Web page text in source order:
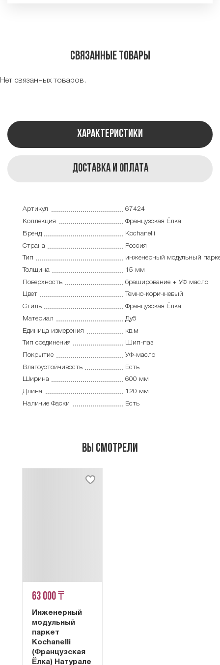
Связанные товары
Нет связанных товаров.
Характеристики
Доставка и оплата
Артикул
67424
Коллекция
Французская Ёлка
Бренд
Kochanelli
Страна
Россия
Тип
инженерный модульный
Толщина
15 мм
Поверхность
браширование + УФ масло
Цвет
Темно-коричневый
Стиль
Французская Ёлка
Материал
Дуб
Единица измерения
кв.м
Тип соединения
Шип-паз
Покрытие
УФ-масло
Влагоустойчивость
Есть
Ширина
600 мм
Длина
120 мм
Наличие Фаски
Есть
Вы смотрели
63 000 ₸
Инженерный
модульный
паркет
Kochanelli
(Французская
Ёлка) Натурале